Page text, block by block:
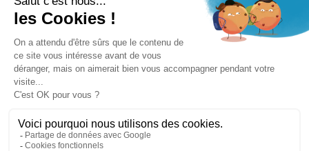
Mentions légales
Conditions générales de ventes